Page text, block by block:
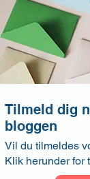
Tilmeld dig
bloggen
Vil du tilmeldes
Klik herunder for